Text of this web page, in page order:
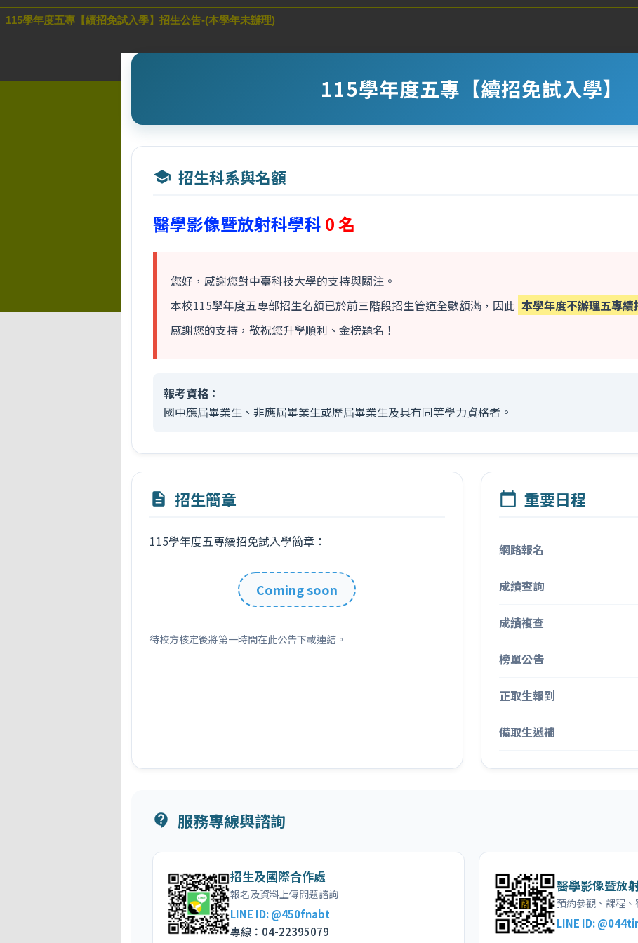
115學年度五專【續招免試入學】招生公告-(本學年未辦理)
115學年度五專【續招免試入學】
school 招生科系與名額
醫學影像暨放射科學科 0 名
您好，感謝您對中臺科技大學的支持與關注。
本校115學年度五專部招生名額已於前三階段招生管道全數額滿，因此 本學年度不辦理五專續
感謝您的支持，敬祝您升學順利、金榜題名！
報考資格：
國中應屆畢業生、非應屆畢業生或歷屆畢業生及具有同等學力資格者。
description 招生簡章
115學年度五專續招免試入學簡章：
Coming soon
待校方核定後將第一時間在此公告下載連結。
calendar_today 重要日程
網路報名
成績查詢
成績複查
榜單公告
正取生報到
備取生遞補
contact_support 服務專線與諮詢
招生及國際合作處
報名及資料上傳問題諮詢
LINE ID: @450fnabt
專線：04-22395079
醫學影像暨放
預約參觀、課程
LINE ID: